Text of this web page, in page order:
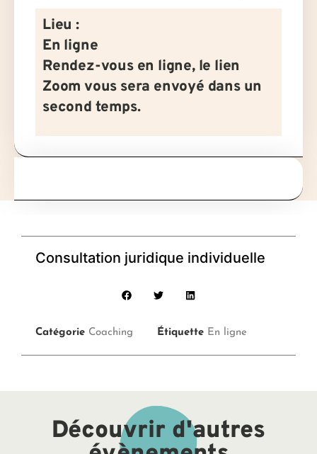
Lieu :
En ligne
Rendez-vous en ligne, le lien
Zoom vous sera envoyé dans un
second temps.
Consultation juridique individuelle
Catégorie Coaching Étiquette En ligne
Découvrir d'autres